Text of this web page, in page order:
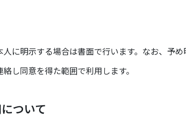
に明示する場合は書面で行います。なお、予
し同意を得た範囲で利用します。
ついて